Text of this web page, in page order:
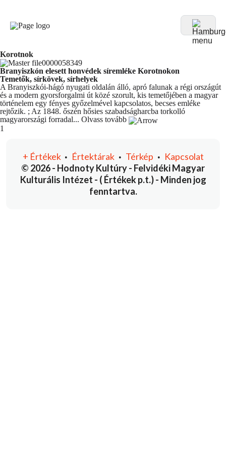
Korotnok
Branyiszkón elesett honvédek síremléke Korotnokon
Temetők, sírkövek, sírhelyek
A Branyiszkói-hágó nyugati oldalán álló, apró falunak a régi országút
és a modern gyorsforgalmi út közé szorult, kis temetőjében a magyar
történelem egy fényes győzelmével kapcsolatos, becses emléke
rejtőzik. ; Az 1848. őszén hősies szabadságharcba torkolló
magyarországi forradal... Olvass tovább
You're currently reading page
1
© 2026 - Hodnoty Kultúry - Felvidéki Magyar
Kulturális Intézet - ( Értékek p.t.) - Minden jog
fenntartva.
+ Értékek • Értektárak• Térkép • Kapcsolat